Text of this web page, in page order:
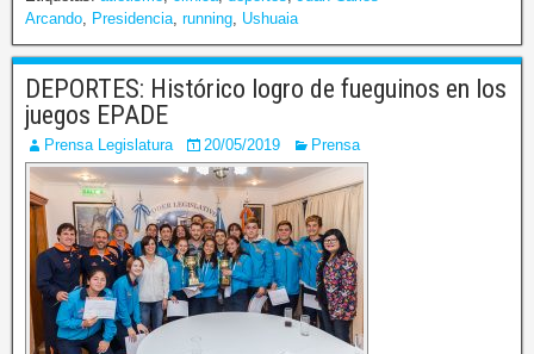
Arcando
Presidencia running Ushuaia
DEPORTES: Histórico logro de fueguinos en los
juegos EPADE
Prensa Legislatura 20/05/2019 Prensa